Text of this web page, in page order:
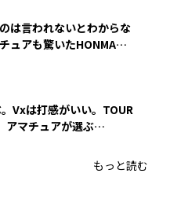
は言われないとわからな
ュアも驚いたHONMA
。Vxは打感がいい。TOUR
アマチュアが選ぶ
もっと読む